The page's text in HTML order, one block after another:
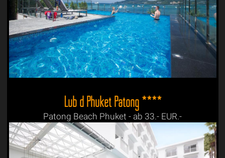
Lub d Phuket Patong ****
Patong Beach Phuket - ab 33.- EUR.-